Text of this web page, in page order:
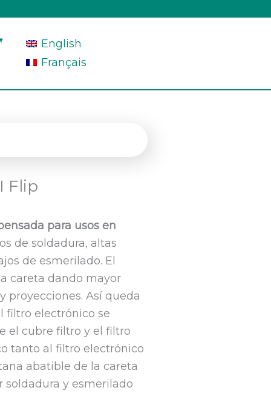
English
Français
Flip
para usos en
de soldadura, altas
de esmerilado. El
careta dando mayor
proyecciones. Así queda
filtro electrónico se
el cubre filtro y el filtro
tanto al filtro electrónico
abatible de la careta
soldadura y esmerilado